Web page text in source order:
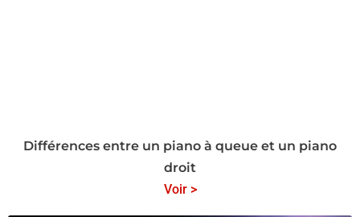
Différences entre un piano à queue et un piano
droit
Voir >